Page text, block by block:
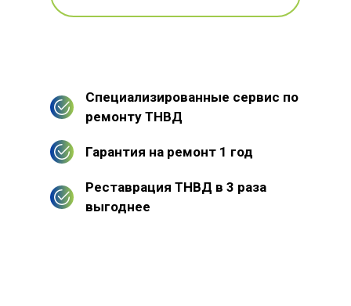
Специализированные сервис по
ремонту ТНВД
Гарантия на ремонт 1 год
Реставрация ТНВД в 3 раза
выгоднее